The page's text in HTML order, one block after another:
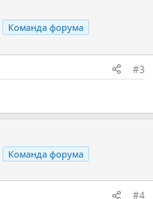
Команда форума
#3
Команда форума
#4